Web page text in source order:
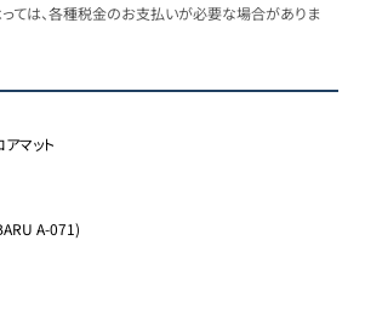
ては、各種税金のお支払いが必要な場合がありま
マット
A-071)